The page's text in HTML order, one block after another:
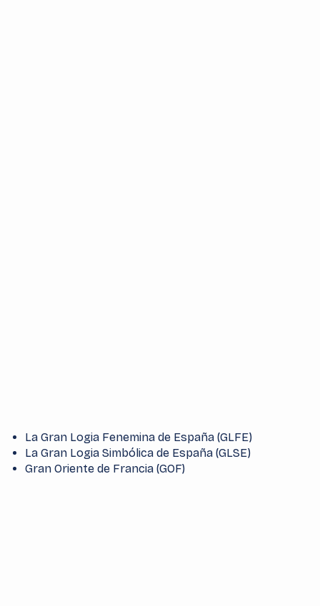
La Gran Logia Fenemina de España (GLFE)
La Gran Logia Simbólica de España (GLSE)
Gran Oriente de Francia (GOF)